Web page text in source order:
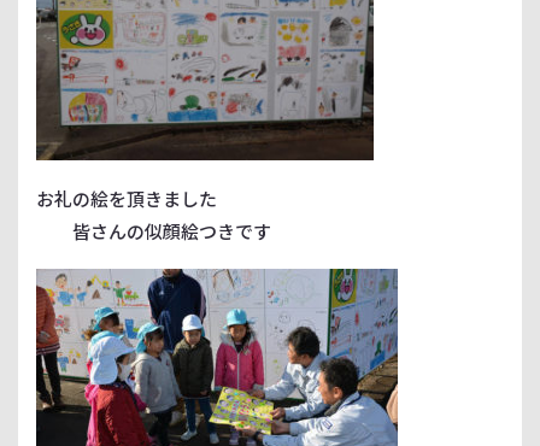
お礼の絵を頂きました
皆さんの似顔絵つきです